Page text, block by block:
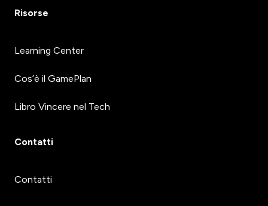
Risorse
Learning Center
Cos’è il GamePlan
Libro Vincere nel Tech
Contatti
Contatti